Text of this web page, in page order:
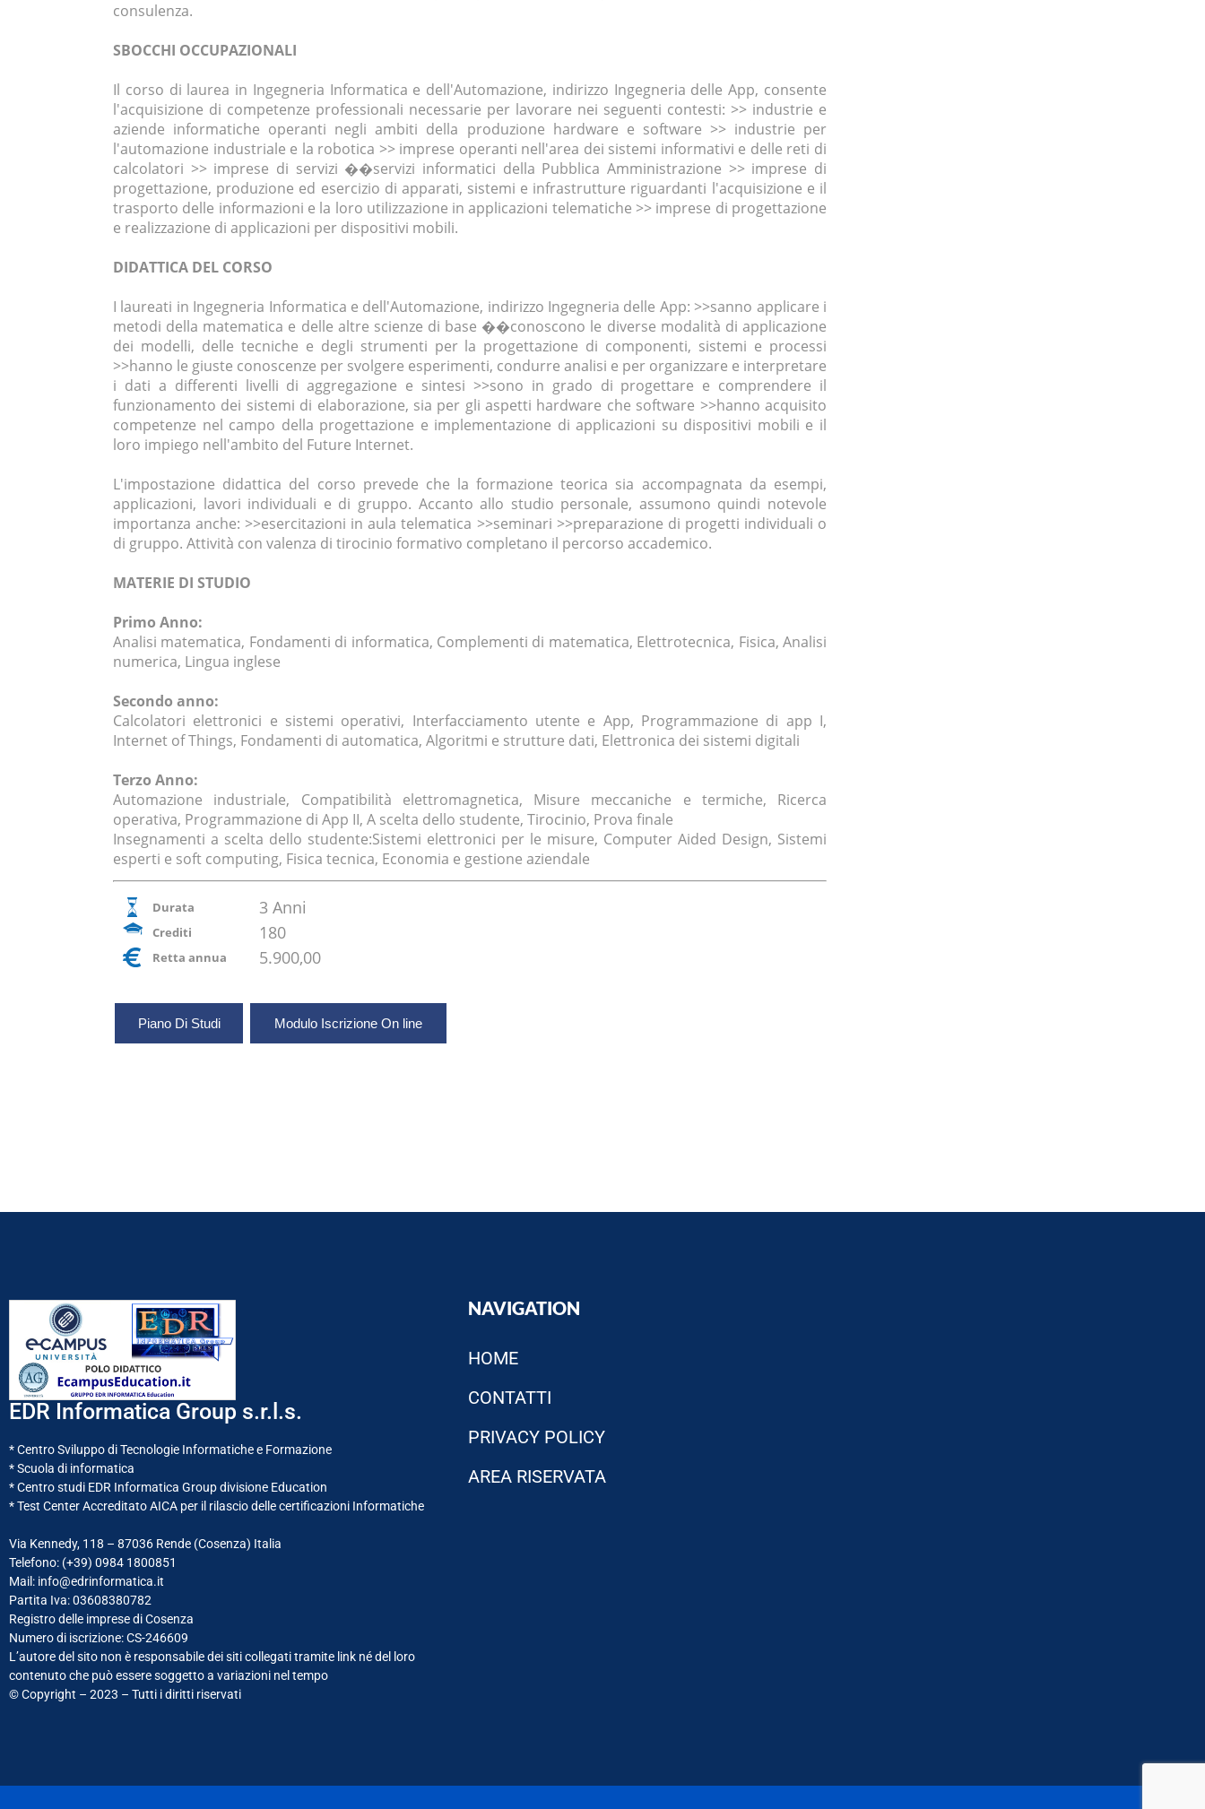
EDR Informatica Group s.r.l.s.
* Centro Sviluppo di Tecnologie Informatiche e Formazione
* Scuola di informatica
* Centro studi EDR Informatica Group divisione Education
* Test Center Accreditato AICA per il rilascio delle certificazioni Informatiche
Via Kennedy, 118 – 87036 Rende (Cosenza) Italia
Telefono: (+39) 0984 1800851
Mail: info@edrinformatica.it
Partita Iva: 03608380782
Registro delle imprese di Cosenza
Numero di iscrizione: CS-246609
L’autore del sito non è responsabile dei siti collegati tramite link né del loro
contenuto che può essere soggetto a variazioni nel tempo
© Copyright – 2023 – Tutti i diritti riservati
NAVIGATION
HOME
CONTATTI
PRIVACY POLICY
AREA RISERVATA